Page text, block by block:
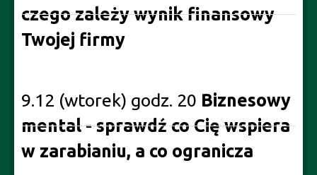
czego zależy wynik finansowy
Twojej firmy
9.12 (wtorek) godz. 20 Biznesowy
mental - sprawdź co Cię wspiera
w zarabianiu, a co ogranicza